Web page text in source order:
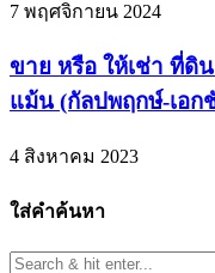
7 พฤศจิกายน 2024
ขาย หรือ ให้เช่า ที่ดิ
แม้น (กัลปพฤกษ์-เอก
4 สิงหาคม 2023
ใส่คำค้นหา